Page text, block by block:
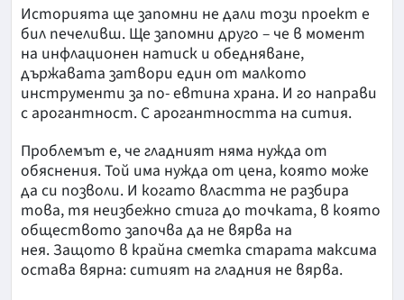
Историята ще запомни не дали този проект е
бил печеливш. Ще запомни друго – че в момент
на инфлационен натиск и обедняване,
държавата затвори един от малкото
инструменти за по- евтина храна. И го направи
с арогантност. С арогантността на сития.
Проблемът е, че гладният няма нужда от
обяснения. Той има нужда от цена, която може
да си позволи. И когато властта не разбира
това, тя неизбежно стига до точката, в която
обществото започва да не вярва на
нея. Защото в крайна сметка старата максима
остава вярна: ситият на гладния не вярва.